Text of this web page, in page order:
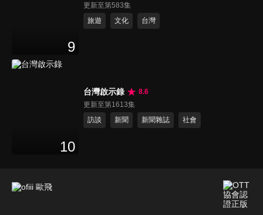
9
更新至第583集
旅遊
文化 台灣
10
台灣啟示錄
8.6
更新至第1613集
訪談
新聞 新聞雜誌 社會